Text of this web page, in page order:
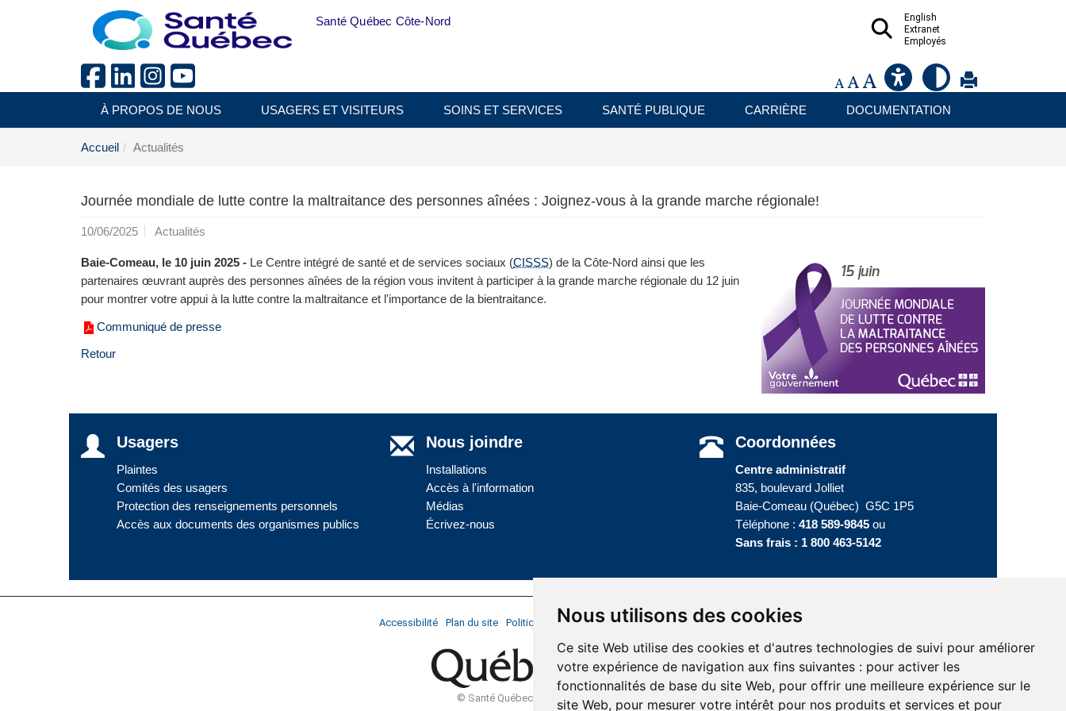
Nous utilisons des cookies
Ce site Web utilise des cookies et d'autres technologies de suivi pour améliorer
votre expérience de navigation aux fins suivantes : pour activer les
fonctionnalités de base du site Web, pour offrir une meilleure expérience sur le
site Web, pour mesurer votre intérêt pour nos produits et services et pour
Aller au menu principal
English
Extranet
Employés
Santé Québec Côte-Nord
À PROPOS DE NOUS USAGERS ET VISITEURS SOINS ET SERVICES SANTÉ PUBLIQUE CARRIÈRE DOCUMENTATION
Accueil Actualités
Journée mondiale de lutte contre la maltraitance des personnes aînées : Joignez-vous à la grande marche régionale!
10/06/2025 Actualités
Baie-Comeau, le 10 juin 2025 - Le Centre intégré de santé et de services sociaux (CISSS) de la Côte‑Nord ainsi que les
partenaires œuvrant auprès des personnes aînées de la région vous invitent à participer à la grande marche régionale du 12 juin
pour montrer votre appui à la lutte contre la maltraitance et l'importance de la bientraitance.
Communiqué de presse
Retour
Usagers
Plaintes
Comités des usagers
Protection des renseignements personnels
Accès aux documents des organismes publics
Nous joindre
Installations
Accès à l'information
Médias
Écrivez-nous
Coordonnées
Centre administratif
835, boulevard Jolliet
Baie-Comeau (Québec) G5C 1P5
Téléphone : 418 589-9845 ou
Sans frais : 1 800 463-5142
Accessibilité Plan du site Politique de confidentialité Réalisation du site
© Santé Québec Côte-Nord, 2026